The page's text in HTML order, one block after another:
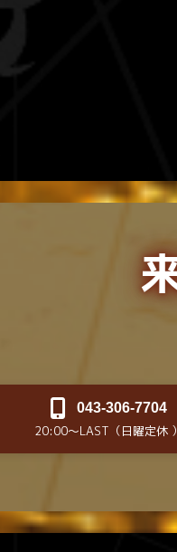
043-306-7704
20:00～LAST（日曜定休